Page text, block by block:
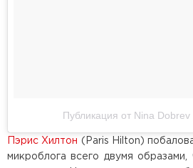
Публикация от Nina Dobrev
Пэрис Хилтон (Paris Hilton)
микроблога всего двумя